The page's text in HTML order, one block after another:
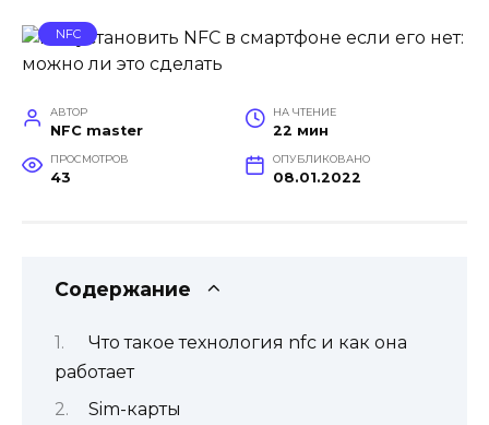
NFC
АВТОР
NFC master
НА ЧТЕНИЕ
22 мин
ПРОСМОТРОВ
43
ОПУБЛИКОВАНО
08.01.2022
Содержание
Что такое технология nfc и как она
работает
Sim-карты